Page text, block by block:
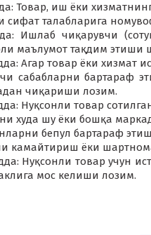
Товар, иш ёки
сифат талабларига
Ишлаб чиқарувчи
маълумот тақдим этиши
Агар товар ёки хизмат
сабабларни бартараф
чиқариши лозим.
Нуқсонли товар
худа шу ёки бошқа
бепул бартараф
камайтириш ёки
Нуқсонли товар учун
мос келиши лозим.